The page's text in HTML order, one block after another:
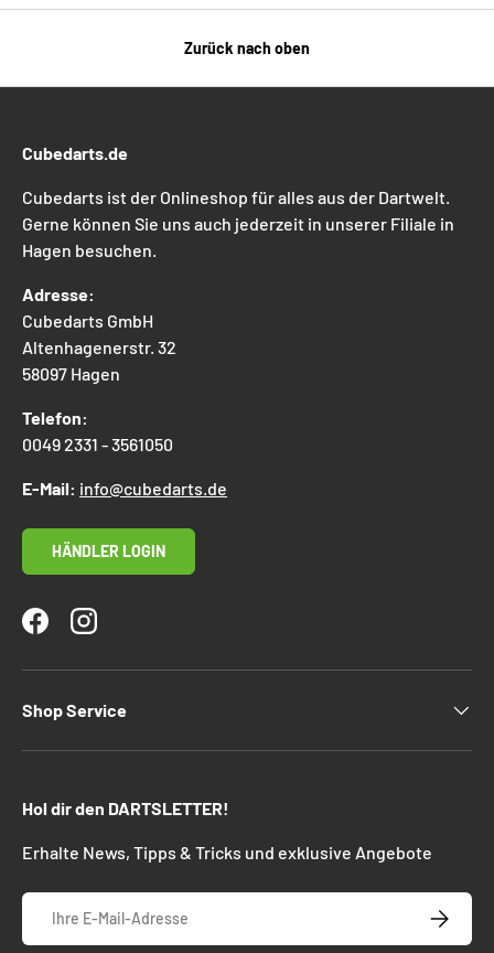
Zurück nach oben
Cubedarts.de
Cubedarts ist der Onlineshop für alles aus der Dartwelt.
Gerne können Sie uns auch jederzeit in unserer Filiale in
Hagen besuchen.
Adresse:
Cubedarts GmbH
Altenhagenerstr. 32
58097 Hagen
Telefon:
0049 2331 - 3561050
E-Mail: info@cubedarts.de
HÄNDLER LOGIN
FacebookInstagram
Shop Service
Hol dir den DARTSLETTER!
Erhalte News, Tipps & Tricks und exklusive Angebote
E-Mail